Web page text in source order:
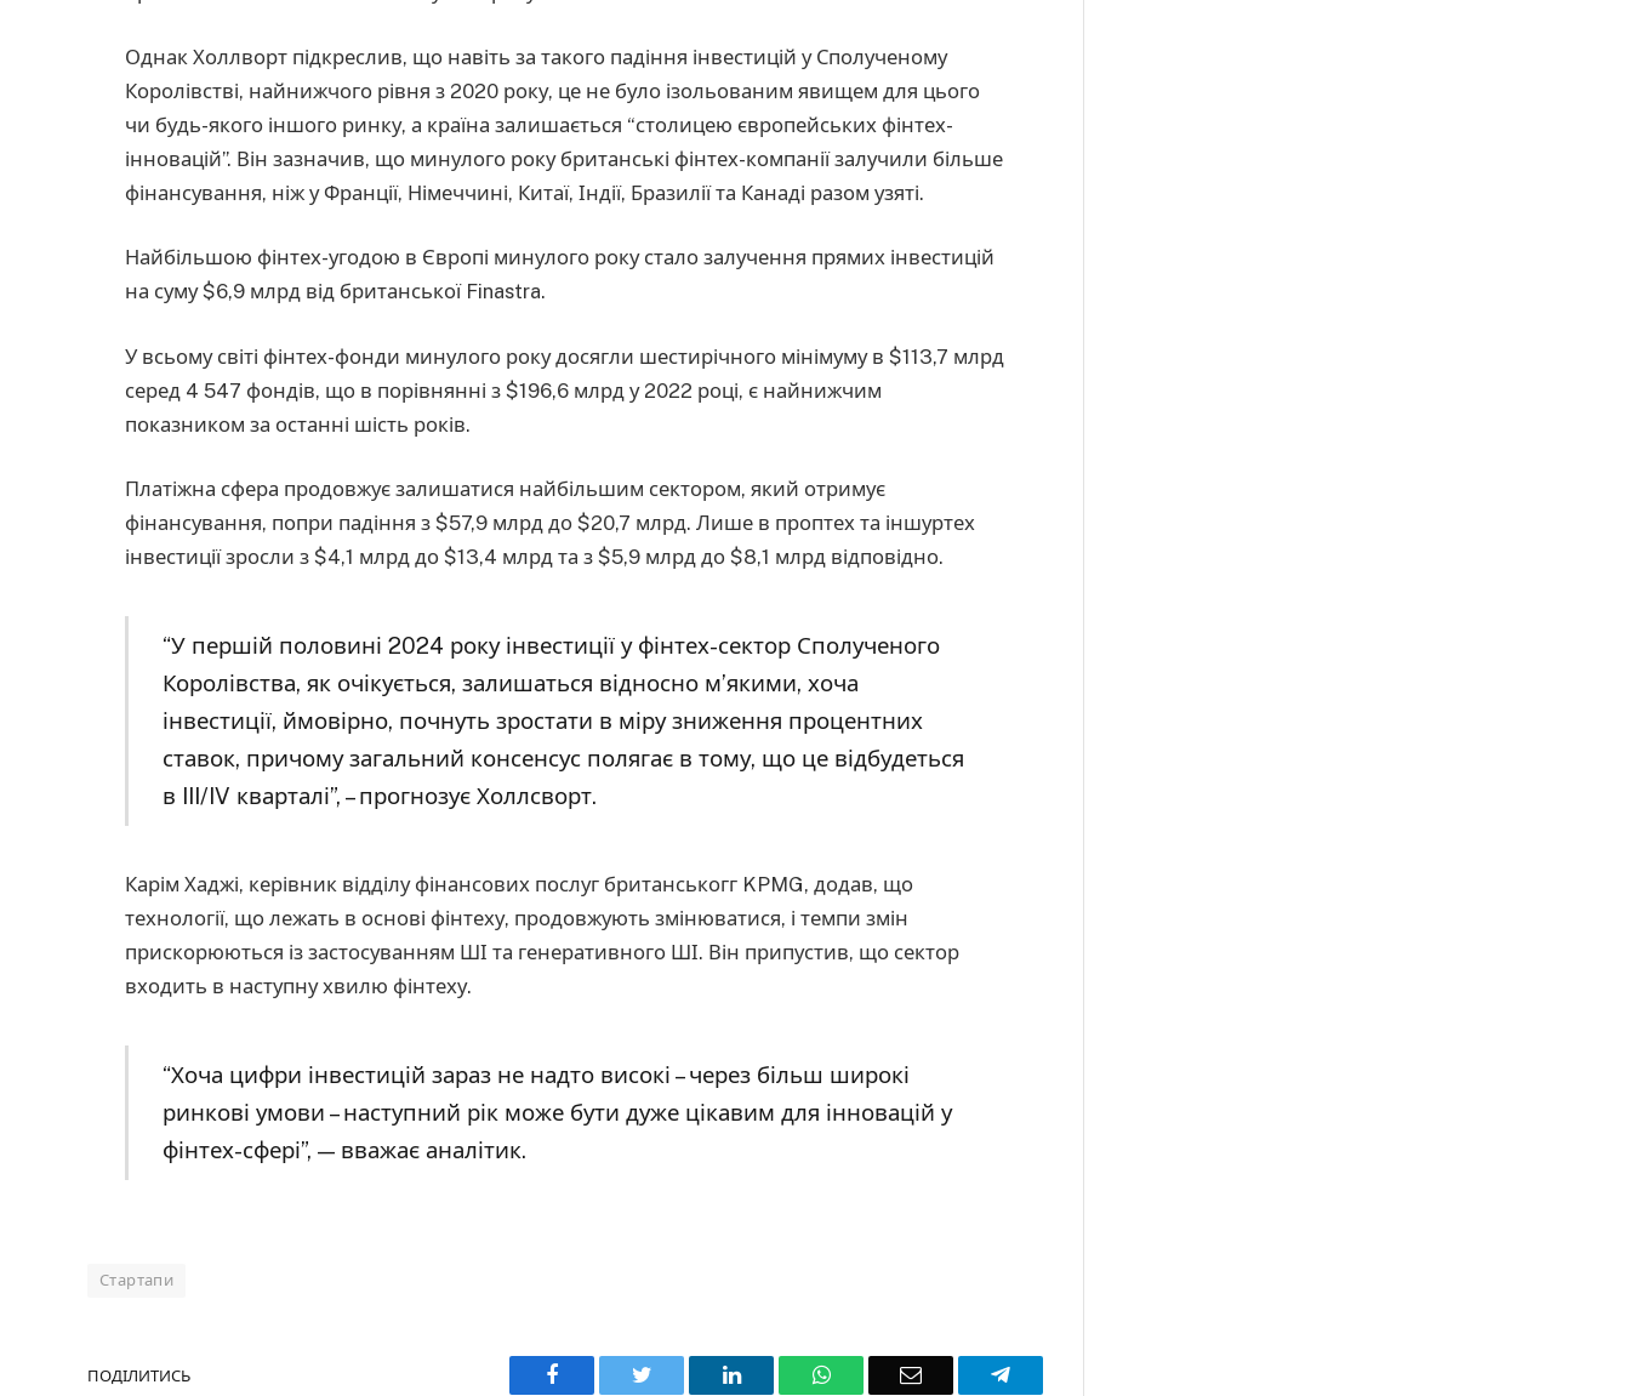
Однак Холлворт підкреслив, що навіть за такого падіння інвестицій у Сполученому
Королівстві, найнижчого рівня з 2020 року, це не було ізольованим явищем для цього
чи будь-якого іншого ринку, а країна залишається “столицею європейських фінтех-
інновацій”. Він зазначив, що минулого року британські фінтех-компанії залучили більше
фінансування, ніж у Франції, Німеччині, Китаї, Індії, Бразилії та Канаді разом узяті.
Найбільшою фінтех-угодою в Європі минулого року стало залучення прямих інвестицій
на суму $6,9 млрд від британської Finastra.
У всьому світі фінтех-фонди минулого року досягли шестирічного мінімуму в $113,7 млрд
серед 4 547 фондів, що в порівнянні з $196,6 млрд у 2022 році, є найнижчим
показником за останні шість років.
Платіжна сфера продовжує залишатися найбільшим сектором, який отримує
фінансування, попри падіння з $57,9 млрд до $20,7 млрд. Лише в проптех та іншуртех
інвестиції зросли з $4,1 млрд до $13,4 млрд та з $5,9 млрд до $8,1 млрд відповідно.
“У першій половині 2024 року інвестиції у фінтех-сектор Сполученого
Королівства, як очікується, залишаться відносно м’якими, хоча
інвестиції, ймовірно, почнуть зростати в міру зниження процентних
ставок, причому загальний консенсус полягає в тому, що це відбудеться
в III/IV кварталі”, – прогнозує Холлсворт.
Карім Хаджі, керівник відділу фінансових послуг британськогг KPMG, додав, що
технології, що лежать в основі фінтеху, продовжують змінюватися, і темпи змін
прискорюються із застосуванням ШІ та генеративного ШІ. Він припустив, що сектор
входить в наступну хвилю фінтеху.
“Хоча цифри інвестицій зараз не надто високі – через більш широкі
ринкові умови – наступний рік може бути дуже цікавим для інновацій у
фінтех-сфері”, — вважає аналітик.
Стартапи
ПОДІЛИТИСЬ Facebook Twitter LinkedIn WhatsAppEmail Telegram